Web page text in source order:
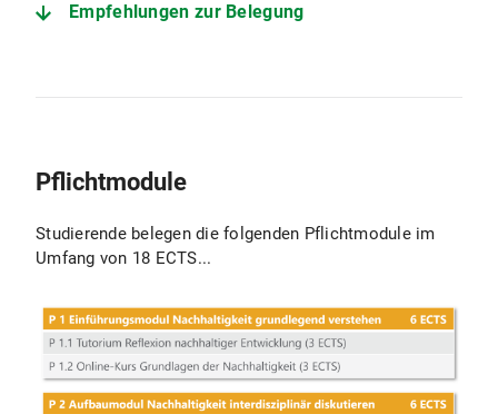
Empfehlungen zur Belegung
Pflichtmodule
Studierende belegen die folgenden Pflichtmodule im
Umfang von 18 ECTS...